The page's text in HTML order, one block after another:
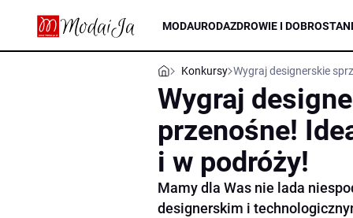
MODAURODAZDROWIE I DOBROSTAN
Konkursy Wygraj designerskie
Wygraj
przenośne!
i w podróży!
Mamy dla Was nie lada
designerskim i